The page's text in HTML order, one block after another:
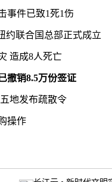
事件已致1死1伤
约联合国总部正式成立
造成8人死亡
撤销8.5万份签证
地发布疏散令
操作